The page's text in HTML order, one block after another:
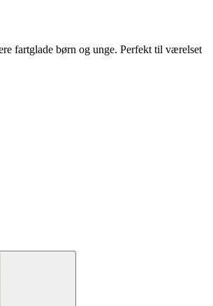
fartglade børn og unge. Perfekt til værelset